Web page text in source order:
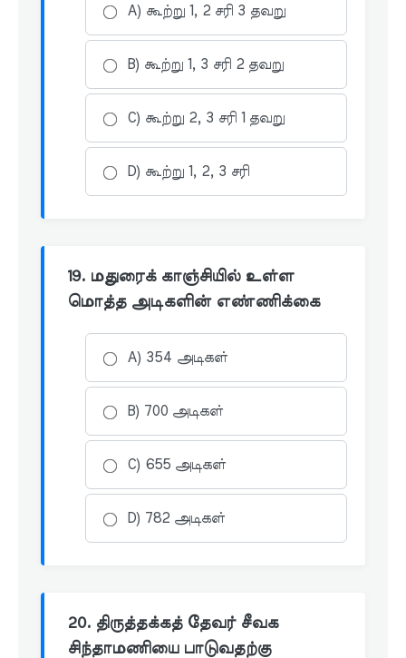
A) கூற்று 1, 2 சரி 3 தவறு
B) கூற்று 1, 3 சரி 2 தவறு
C) கூற்று 2, 3 சரி 1 தவறு
D) கூற்று 1, 2, 3 சரி
19. மதுரைக் காஞ்சியில் உள்ள
மொத்த அடிகளின் எண்ணிக்கை
A) 354 அடிகள்
B) 700 அடிகள்
C) 655 அடிகள்
D) 782 அடிகள்
20. திருத்தக்கத் தேவர் சீவக
சிந்தாமணியை பாடுவதற்கு